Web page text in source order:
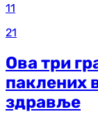
11
21
Ова три
паклених
здравље